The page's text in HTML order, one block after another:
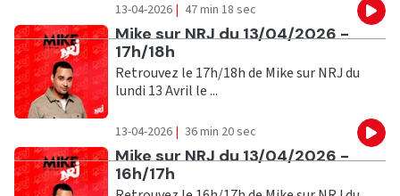
13-04-2026 | 47 min 18 sec
Ecouter
Mike sur NRJ du 13/04/2026 -
17h/18h
Retrouvez le 17h/18h de Mike sur NRJ du
lundi 13 Avril le ...
13-04-2026 | 36 min 20 sec
Ecouter
Mike sur NRJ du 13/04/2026 -
16h/17h